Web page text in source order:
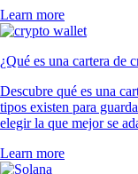
Learn more
¿Qué es una cartera de
Descubre qué es una
tipos existen para
elegir la que mejor se
Learn more